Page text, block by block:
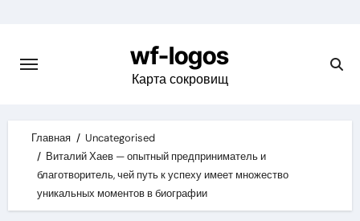
content
wf-logos
Карта сокровищ
Главная
Uncategorised
Виталий Хаев — опытный предприниматель и
благотворитель, чей путь к успеху имеет множество
уникальных моментов в биографии